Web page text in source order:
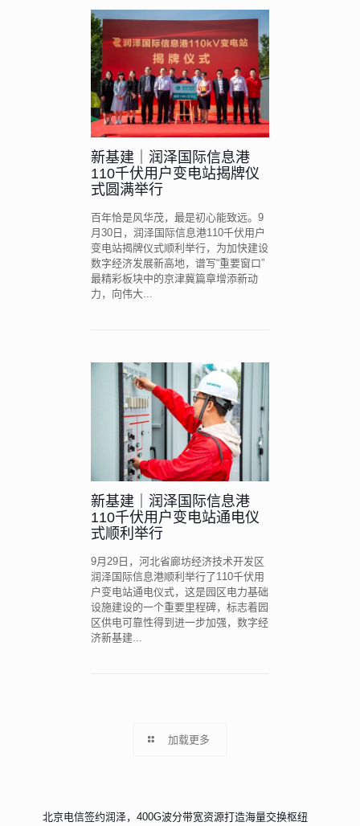
新基建｜润泽国际信息港
110千伏用户变电站揭牌仪
式圆满举行
百年恰是风华茂，最是初心能致远。9
月30日，润泽国际信息港110千伏用户
变电站揭牌仪式顺利举行，为加快建设
数字经济发展新高地，谱写“重要窗口”
最精彩板块中的京津冀篇章增添新动
力，向伟大...
新基建｜润泽国际信息港
110千伏用户变电站通电仪
式顺利举行
9月29日，河北省廊坊经济技术开发区
润泽国际信息港顺利举行了110千伏用
户变电站通电仪式，这是园区电力基础
设施建设的一个重要里程碑，标志着园
区供电可靠性得到进一步加强，数字经
济新基建...
加载更多
北京电信签约润泽，400G波分带宽资源打造海量交换枢纽